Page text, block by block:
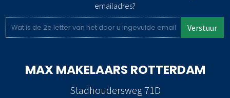
emailadres?
Verstuur
MAX MAKELAARS ROTTERDAM
Stadhoudersweg 71D